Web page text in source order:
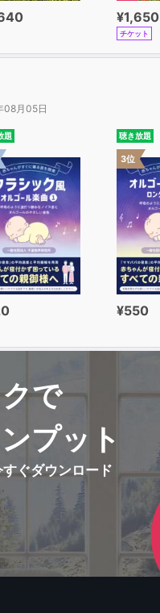
¥1,650
チケット
08月05日
題 聴き放題
3位
¥550
で
プット
ぐダウンロード